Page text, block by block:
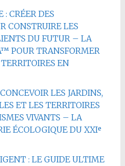
CRÉER DES
CONSTRUIRE LES
DU FUTUR – LA
POUR TRANSFORMER
EN
LES JARDINS,
ET LES TERRITOIRES
VIVANTS – LA
ÉCOLOGIQUE DU XXIᵉ
: LE GUIDE ULTIME